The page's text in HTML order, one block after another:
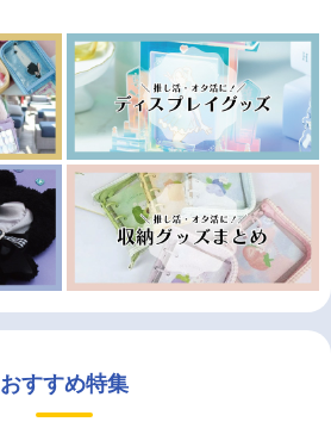
おすすめ特集